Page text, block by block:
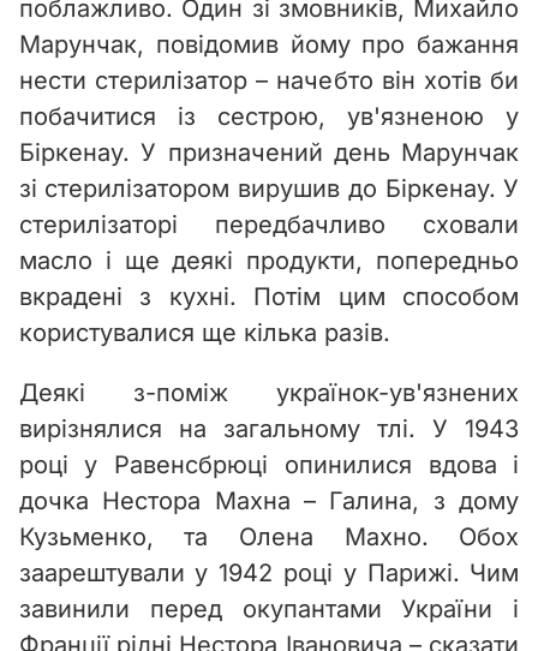
поблажливо. Один зі змовників, Михайло
Марунчак, повідомив йому про бажання
нести стерилізатор – начебто він хотів би
побачитися із сестрою, ув'язненою у
Біркенау. У призначений день Марунчак
зі стерилізатором вирушив до Біркенау. У
стерилізаторі передбачливо сховали
масло і ще деякі продукти, попередньо
вкрадені з кухні. Потім цим способом
користувалися ще кілька разів.
Деякі з-поміж українок-ув'язнених
вирізнялися на загальному тлі. У 1943
році у Равенсбрюці опинилися вдова і
дочка Нестора Махна – Галина, з дому
Кузьменко, та Олена Махно. Обох
заарештували у 1942 році у Парижі. Чим
завинили перед окупантами України і
Франції рідні Нестора Івановича – сказати